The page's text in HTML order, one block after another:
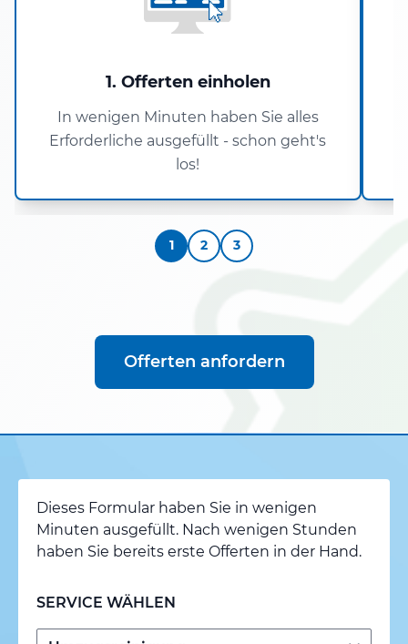
1. Offerten einholen
In wenigen Minuten haben Sie alles
Erforderliche ausgefüllt - schon geht's
los!
1 2 3
Offerten anfordern
Dieses Formular haben Sie in wenigen
Minuten ausgefüllt. Nach wenigen Stunden
haben Sie bereits erste Offerten in der Hand.
SERVICE WÄHLEN